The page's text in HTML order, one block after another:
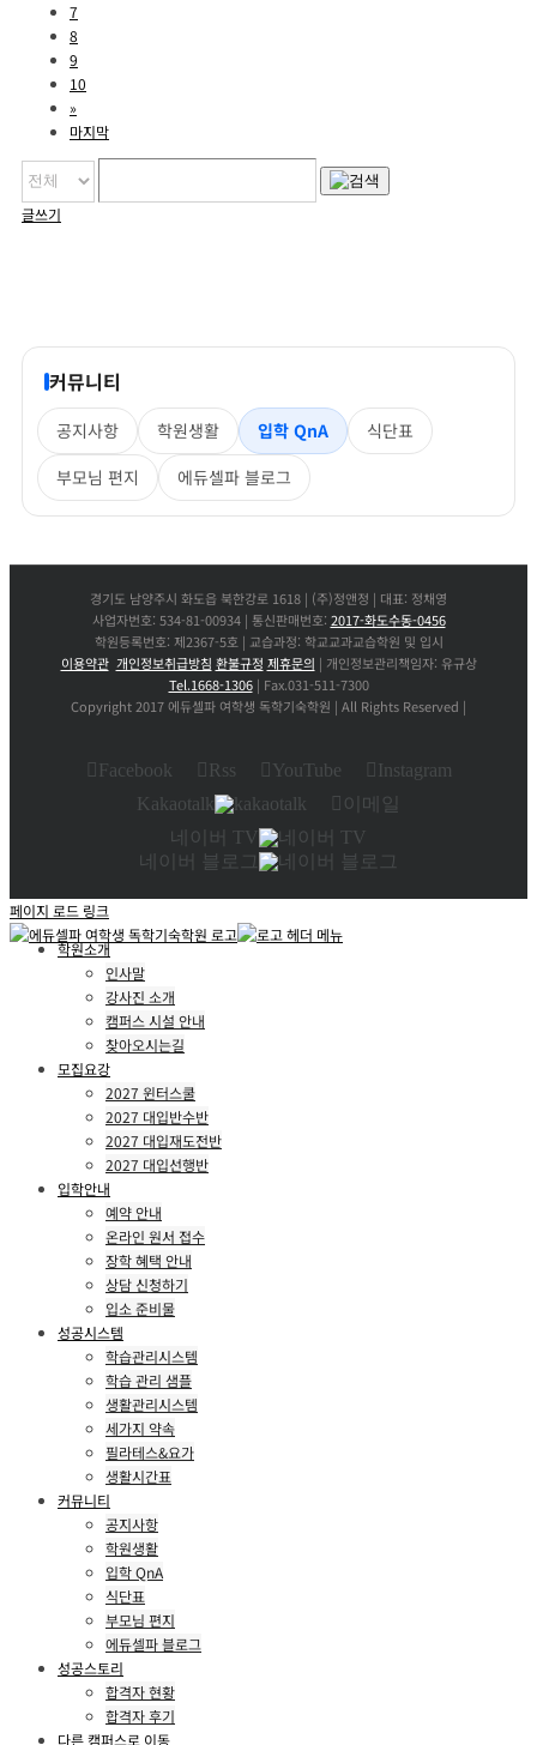
7
8
9
10
»
마지막
글쓰기
커뮤니티
공지사항 학원생활 입학 QnA
식단표
부모님 편지
에듀셀파 블로그
경기도 남양주시 화도읍 북한강로 1618 | (주)정앤정 | 대표: 정채영
사업자번호: 534-81-00934 | 통신판매번호: 2017-화도수동-0456
학원등록번호: 제2367-5호 | 교습과정: 학교교과교습학원 및 입시
이용약관 개인정보취급방침 환불규정 제휴문의 | 개인정보관리책임자: 유규상
Tel.1668-1306| Fax.031-511-7300
Copyright 2017 에듀셀파 여학생 독학기숙학원 | All Rights Reserved |
Facebook Rss YouTube
Instagram
Kakaotalk
이메일
네이버 TV
네이버 블로그
페이지 로드 링크
학원소개
인사말
강사진 소개
캠퍼스 시설 안내
찾아오시는길
모집요강
2027 윈터스쿨
2027 대입반수반
2027 대입재도전반
2027 대입선행반
입학안내
예약 안내
온라인 원서 접수
장학 혜택 안내
상담 신청하기
입소 준비물
성공시스템
학습관리시스템
학습 관리 샘플
생활관리시스템
세가지 약속
필라테스&요가
생활시간표
커뮤니티
공지사항
학원생활
입학 QnA
식단표
부모님 편지
에듀셀파 블로그
성공스토리
합격자 현황
합격자 후기
다른 캠퍼스로 이동